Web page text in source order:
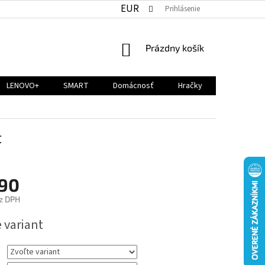
EUR Prihlásenie
NÁKUPNÝ
Prázdny košík
LENOVO+ SMART Domácnosť
Hračky
DPH
variant